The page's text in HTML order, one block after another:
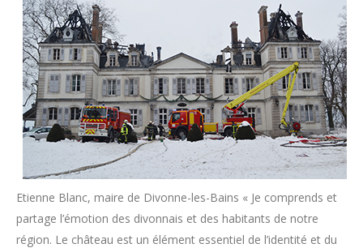
Etienne Blanc, maire de Divonne-les-Bains « Je comprends et
partage l’émotion des divonnais et des habitants de notre
région. Le château est un élément essentiel de l’identité et du